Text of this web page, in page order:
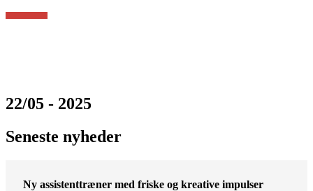
22/05 - 2025
Seneste nyheder
Ny assistenttræner med friske og kreative impulser